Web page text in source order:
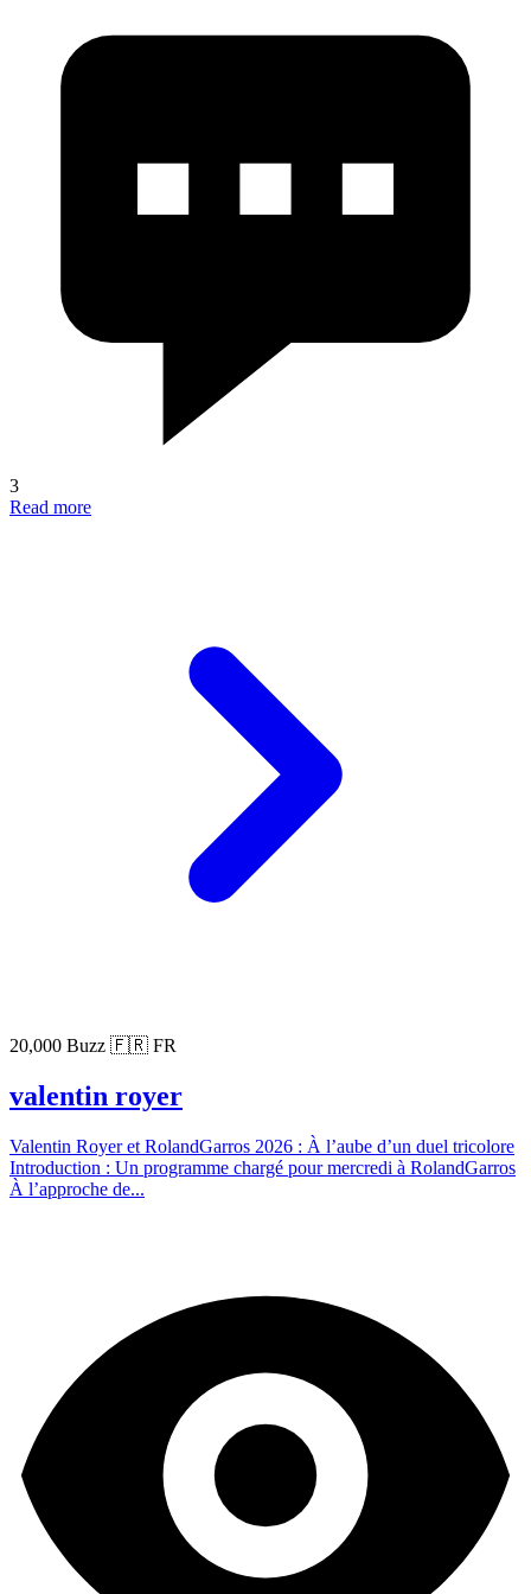
3
Read more
20,000 Buzz 🇫🇷 FR
valentin royer
Valentin Royer et RolandGarros 2026 : À l’aube d’un duel tricolore
Introduction : Un programme chargé pour mercredi à RolandGarros
À l’approche de...